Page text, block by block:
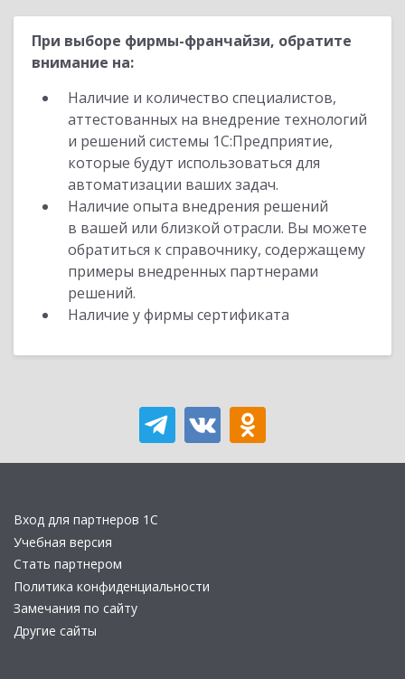
При выборе фирмы-франчайзи, обратите
внимание на:
Наличие и количество специалистов,
аттестованных на внедрение технологий
и решений системы 1С:Предприятие,
которые будут использоваться для
автоматизации ваших задач.
Наличие опыта внедрения решений
в вашей или близкой отрасли. Вы можете
обратиться к справочнику, содержащему
примеры внедренных партнерами
решений.
Наличие у фирмы сертификата
Вход для партнеров 1С
Учебная версия
Стать партнером
Политика конфиденциальности
Замечания по сайту
Другие сайты